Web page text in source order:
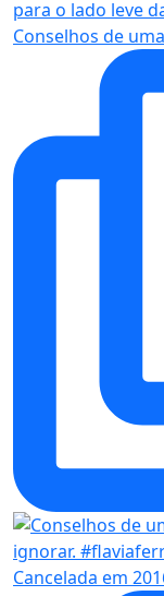
Conselhos de
Cancelada em